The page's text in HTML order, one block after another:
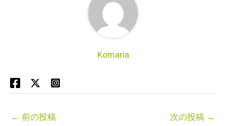
Komaria
← 前の投稿 次の投稿 →